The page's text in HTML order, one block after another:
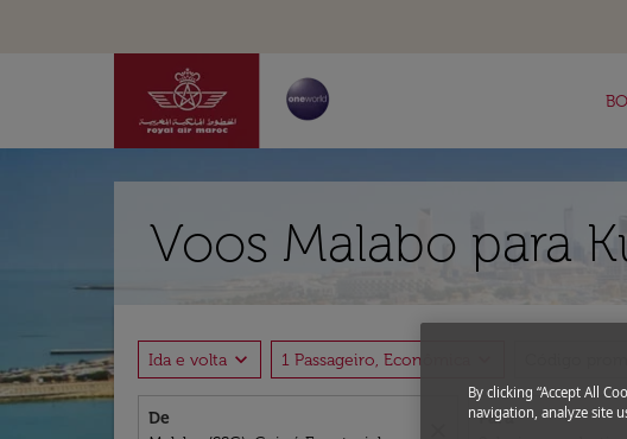
Voos Malabo para
Ida e volta expand_more 1 Passageiro, Econômica
De Para
By clicking “Accept All
navigation, analyze site